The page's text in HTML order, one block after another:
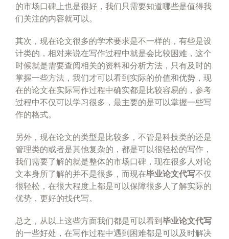
的市场口碑上也是很好，我们只需要知道哪些是值得我
们关注的内容就可以。
其次，现在论文很多的学术要求是不一样的，有些是设
计类的，相对来说在写作过程中就是会比较困难，这个
时候就是需要查阅相关的资料和分析方法，只有及时的
掌握一些方法，我们才可以看到实际的价值和优势，现
在的论文在实际写作过程中确实都是比较容易的，参考
过程中不仅可以学习很多，最主要的是可以掌握一些写
作的格式。
另外，现在论文的类型是比较多，不管是科技类的还是
管理类的或者是其他复杂的，都是可以很轻松的写作，
我们需要了解的就是整体的市场口碑，现在很多人对论
文本身所了解的并不是很多，而现在毕业论文代写不仅
很轻松，在很大程度上都是可以保障很多人了解实际的
优势，更好的找代写。
总之，从以上这些方面我们都是可以看到毕业论文代写
的一些好处，在写作过程中遇到困难都是可以及时解决